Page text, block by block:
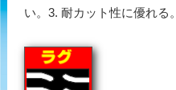
い。3. 耐カット性に優れる。